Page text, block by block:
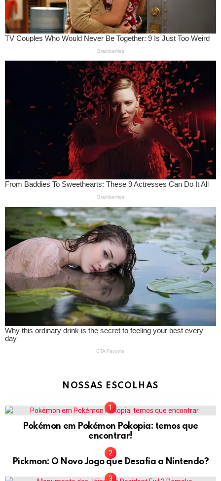
NOSSAS ESCOLHAS
Pokémon em Pokémon Pokopia: temos que
encontrar!
Pickmon: O Novo Jogo que Desafia a Nintendo?